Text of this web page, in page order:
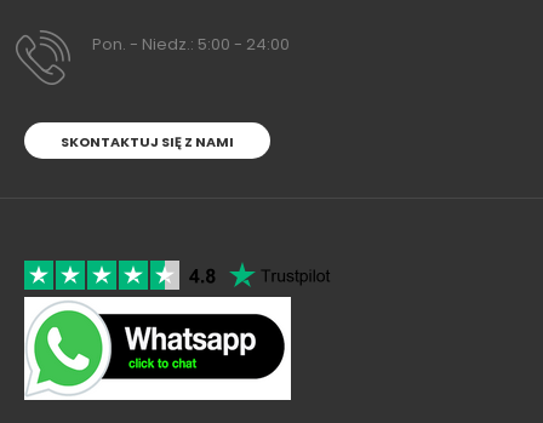
Pon. - Niedz.: 5:00 - 24:00
SKONTAKTUJ SIĘ Z NAMI